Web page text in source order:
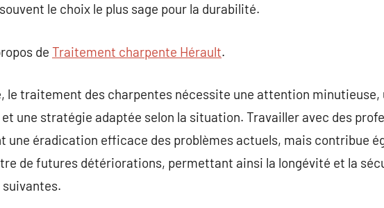
le choix le plus sage pour la durabilité.
de Traitement charpente Hérault.
le traitement des charpentes nécessite une attention
une stratégie adaptée selon la situation. Travailler avec des
une éradication efficace des problèmes actuels, mais contribue
de futures détériorations, permettant ainsi la longévité et la